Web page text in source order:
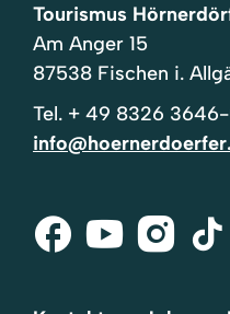
Tourismus
Am Anger 15
87538 Fischen i.
Tel. + 49 8326
Facebook
Youtube